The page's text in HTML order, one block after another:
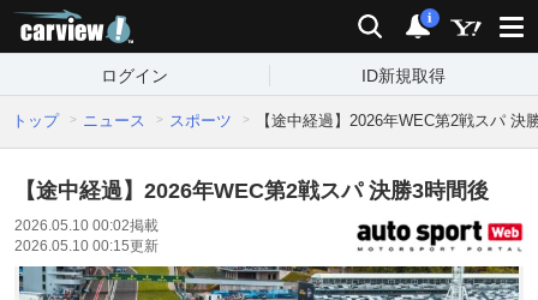
検索 通知
i
ログイン ID新規取得
トップ ニュース スポーツ 【途中経過】2026年WEC第2戦スパ 決
【途中経過】2026年WEC第2戦スパ 決勝3時間後
2026.05.10 00:02掲載
2026.05.10 00:15更新